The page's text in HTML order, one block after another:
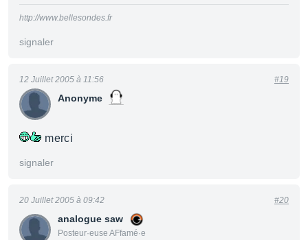
http://www.bellesondes.fr
signaler
Anonyme
12 Juillet 2005 à 11:56 #19
merci
signaler
analogue saw
Posteur·euse AFfamé·e
20 Juillet 2005 à 09:42 #20